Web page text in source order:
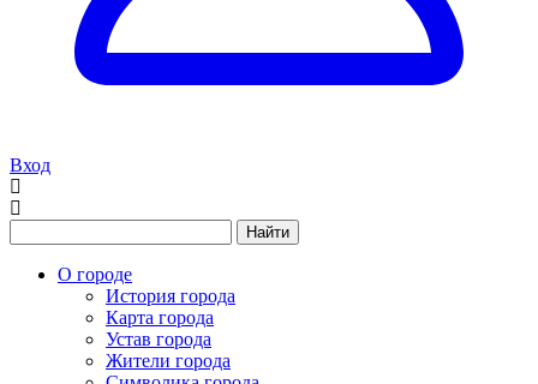
Вход
Найти
О городе
История города
Карта города
Устав города
Жители города